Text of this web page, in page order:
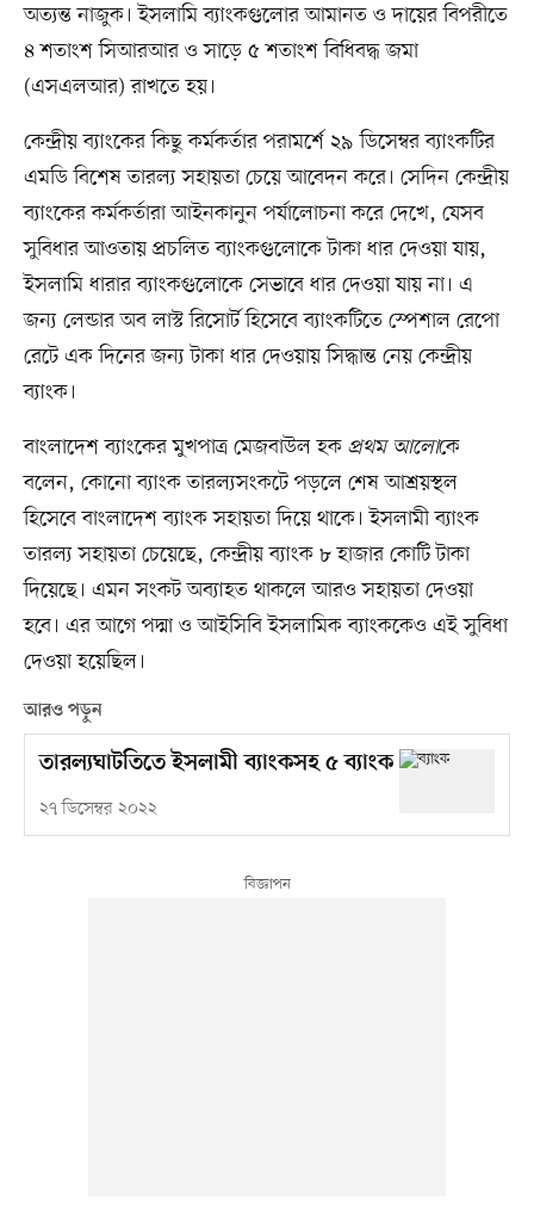
অত্যন্ত নাজুক। ইসলামি ব্যাংকগুলোর আমানত ও দায়ের বিপরীতে
৪ শতাংশ সিআরআর ও সাড়ে ৫ শতাংশ বিধিবদ্ধ জমা
(এসএলআর) রাখতে হয়।
কেন্দ্রীয় ব্যাংকের কিছু কর্মকর্তার পরামর্শে ২৯ ডিসেম্বর ব্যাংকটির
এমডি বিশেষ তারল্য সহায়তা চেয়ে আবেদন করে। সেদিন কেন্দ্রীয়
ব্যাংকের কর্মকর্তারা আইনকানুন পর্যালোচনা করে দেখে, যেসব
সুবিধার আওতায় প্রচলিত ব্যাংকগুলোকে টাকা ধার দেওয়া যায়,
ইসলামি ধারার ব্যাংকগুলোকে সেভাবে ধার দেওয়া যায় না। এ
জন্য লেন্ডার অব লাস্ট রিসোর্ট হিসেবে ব্যাংকটিতে স্পেশাল রেপো
রেটে এক দিনের জন্য টাকা ধার দেওয়ায় সিদ্ধান্ত নেয় কেন্দ্রীয়
ব্যাংক।
বাংলাদেশ ব্যাংকের মুখপাত্র মেজবাউল হক প্রথম আলোকে
বলেন, কোনো ব্যাংক তারল্যসংকটে পড়লে শেষ আশ্রয়স্থল
হিসেবে বাংলাদেশ ব্যাংক সহায়তা দিয়ে থাকে। ইসলামী ব্যাংক
তারল্য সহায়তা চেয়েছে, কেন্দ্রীয় ব্যাংক ৮ হাজার কোটি টাকা
দিয়েছে। এমন সংকট অব্যাহত থাকলে আরও সহায়তা দেওয়া
হবে। এর আগে পদ্মা ও আইসিবি ইসলামিক ব্যাংককেও এই সুবিধা
দেওয়া হয়েছিল।
আরও পড়ুন
তারল্যঘাটতিতে ইসলামী ব্যাংকসহ ৫ ব্যাংক
২৭ ডিসেম্বর ২০২২